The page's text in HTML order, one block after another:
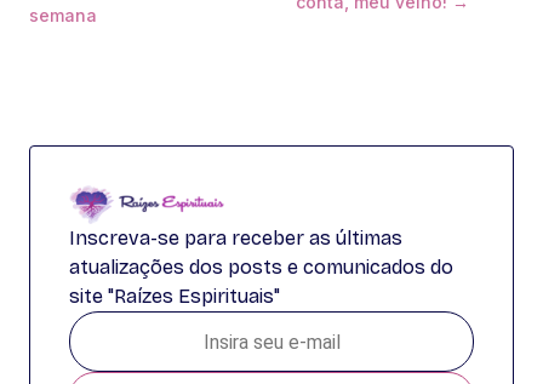
semana
Inscreva-se para receber as últimas
atualizações dos posts e comunicados do
site "Raízes Espirituais"